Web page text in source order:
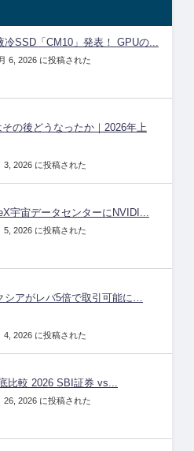
冷SSD「CM10」発表！ GPUの...
6, 2026 に投稿された
の後どうなったか｜2026年上
3, 2026 に投稿された
宇宙データセンターにNVIDI...
5, 2026 に投稿された
シアがレバ5倍で取引可能に…
4, 2026 に投稿された
比較 2026 SBI証券 vs...
26, 2026 に投稿された